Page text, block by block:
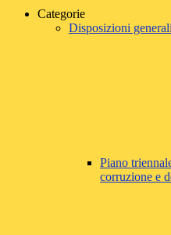
Categorie
Disposizioni generali
Piano
corruzione e